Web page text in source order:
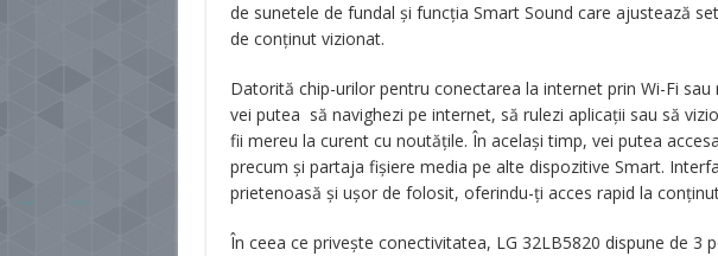
de sunetele de fundal și funcția Smart Sound care ajustează
de conținut vizionat.
Datorită chip-urilor pentru conectarea la internet prin Wi-Fi
vei putea să navighezi pe internet, să rulezi aplicații sau să
fii mereu la curent cu noutățile. În același timp, vei putea
precum și partaja fișiere media pe alte dispozitive Smart.
prietenoasă și ușor de folosit, oferindu-ți acces rapid la
În ceea ce privește conectivitatea, LG 32LB5820 dispune de 3